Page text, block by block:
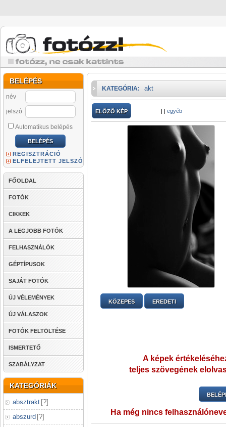
BELÉPÉS
név
jelszó
Automatikus belépés
REGISZTRÁCIÓ
ELFELEJTETT JELSZÓ
FŐOLDAL
FOTÓK
CIKKEK
A LEGJOBB FOTÓK
FELHASZNÁLÓK
GÉPTÍPUSOK
SAJÁT FOTÓK
ÚJ VÉLEMÉNYEK
ÚJ VÁLASZOK
FOTÓK FELTÖLTÉSE
ISMERTETŐ
SZABÁLYZAT
KATEGÓRIÁK
absztrakt [?]
abszurd [?]
KATEGÓRIA: akt
ELŐZŐ KÉP | | egyéb
KÖZEPES EREDETI
A képek
teljes szövegének
Ha még nincs